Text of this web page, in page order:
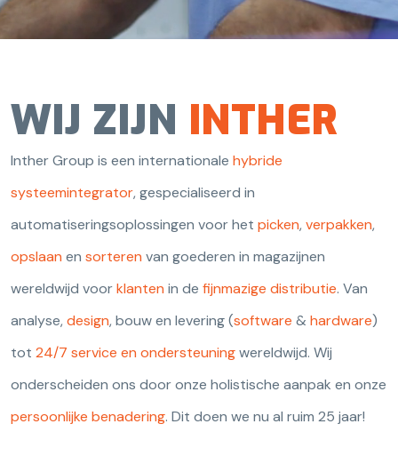
WIJ ZIJN INTHER
Inther Group is een internationale hybride
systeemintegrator, gespecialiseerd in
automatiseringsoplossingen voor het picken,verpakken,
opslaan en sorteren van goederen in magazijnen
wereldwijd voorklanten in de fijnmazige distributie. Van
analyse,design, bouw en levering (software & hardware)
tot 24/7 service en ondersteuningwereldwijd. Wij
onderscheiden ons door onze holistische aanpak en onze
persoonlijke benadering. Dit doen we nu al ruim 25 jaar!